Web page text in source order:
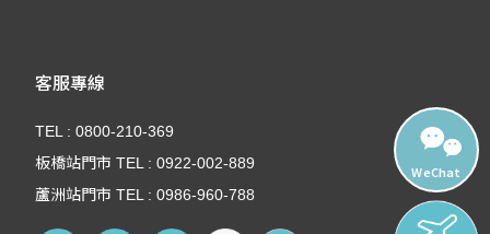
客服專線
TEL : 0800-210-369
板橋站門市 TEL : 0922-002-889
蘆洲站門市 TEL : 0986-960-788
WeChat